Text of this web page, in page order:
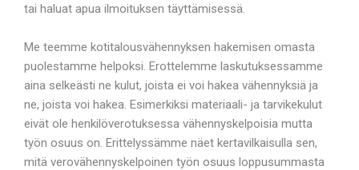
tai haluat apua ilmoituksen täyttämisessä.
Me teemme kotitalousvähennyksen hakemisen omasta
puolestamme helpoksi. Erottelemme laskutuksessamme
aina selkeästi ne kulut, joista ei voi hakea vähennyksiä ja
ne, joista voi hakea. Esimerkiksi materiaali- ja tarvikekulut
eivät ole henkilöverotuksessa vähennyskelpoisia mutta
työn osuus on. Erittelyssämme näet kertavilkaisulla sen,
mitä verovähennyskelpoinen työn osuus loppusummasta